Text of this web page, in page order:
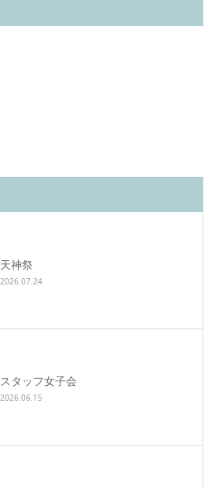
天神祭
2026.07.24
スタッフ女子会
2026.06.15